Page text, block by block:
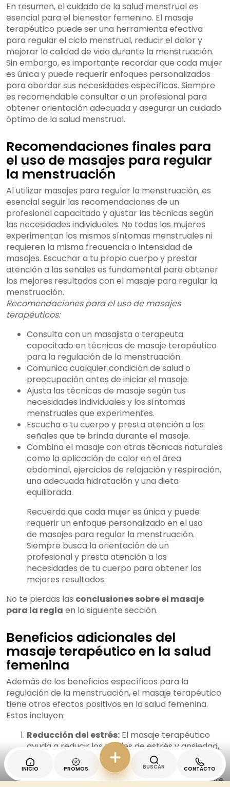
En resumen, el cuidado de la salud menstrual es
esencial para el bienestar femenino. El masaje
terapéutico puede ser una herramienta efectiva
para regular el ciclo menstrual, reducir el dolor y
mejorar la calidad de vida durante la menstruación.
Sin embargo, es importante recordar que cada mujer
es única y puede requerir enfoques personalizados
para abordar sus necesidades específicas. Siempre
es recomendable consultar a un profesional para
obtener orientación adecuada y asegurar un cuidado
óptimo de la salud menstrual.
Recomendaciones finales para
el uso de masajes para regular
la menstruación
Al utilizar masajes para regular la menstruación, es
esencial seguir las recomendaciones de un
profesional capacitado y ajustar las técnicas según
las necesidades individuales. No todas las mujeres
experimentan los mismos síntomas menstruales ni
requieren la misma frecuencia o intensidad de
masajes. Escuchar a tu propio cuerpo y prestar
atención a las señales es fundamental para obtener
los mejores resultados con el masaje para regular la
menstruación.
Recomendaciones para el uso de masajes
terapéuticos:
Consulta con un masajista o terapeuta
capacitado en técnicas de masaje terapéutico
para la regulación de la menstruación.
Comunica cualquier condición de salud o
preocupación antes de iniciar el masaje.
Ajusta las técnicas de masaje según tus
necesidades individuales y los síntomas
menstruales que experimentes.
Escucha a tu cuerpo y presta atención a las
señales que te brinda durante el masaje.
Combina el masaje con otras técnicas naturales
como la aplicación de calor en el área
abdominal, ejercicios de relajación y respiración,
una adecuada hidratación y una dieta
equilibrada.
Recuerda que cada mujer es única y puede
requerir un enfoque personalizado en el uso
de masajes para regular la menstruación.
Siempre busca la orientación de un
profesional y presta atención a las
necesidades de tu cuerpo para obtener los
mejores resultados.
No te pierdas las conclusiones sobre el masaje
para la regla en la siguiente sección.
Beneficios adicionales del
masaje terapéutico en la salud
femenina
Además de los beneficios específicos para la
regulación de la menstruación, el masaje terapéutico
tiene otros efectos positivos en la salud femenina.
Estos incluyen:
Reducción del estrés: El masaje terapéutico
ayuda a reducir los niveles de estrés y ansiedad,
promoviendo un estado de relajación y
bienestar general.
Mejora de la circulación sanguínea:Mediante
INICIO PROMOS BUSCAR CONTACTO